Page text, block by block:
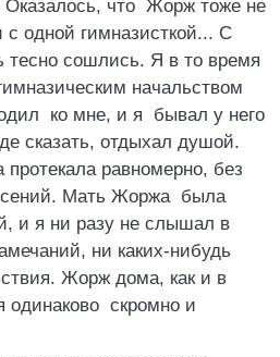
Оказалось, что Жорж тоже не
с одной гимназисткой... С
тесно сошлись. Я в то время
начальством
ко мне, и я бывал у него
сказать, отдыхал душой.
равномерно, без
Мать Жоржа была
и я ни разу не слышал в
ни каких-нибудь
Жорж дома, как и в
одинаково скромно и